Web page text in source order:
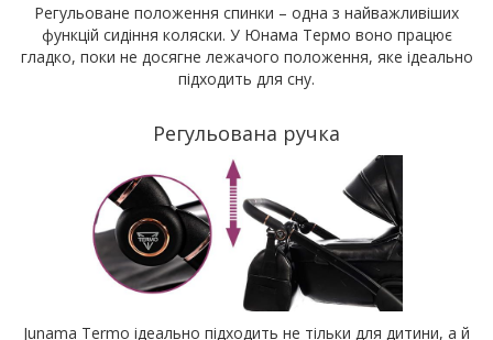
Регульоване положення спинки – одна з найважливіших
функцій сидіння коляски. У Юнама Термо воно працює
гладко, поки не досягне лежачого положення, яке ідеально
підходить для сну.
Регульована ручка
Junama Termo ідеально підходить не тільки для дитини, а й